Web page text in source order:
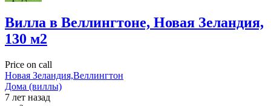
Вилла в Веллингтоне, Новая Зеландия,
130 м2
Price on call
Новая Зеландия,Веллингтон
Дома (виллы)
7 лет назад